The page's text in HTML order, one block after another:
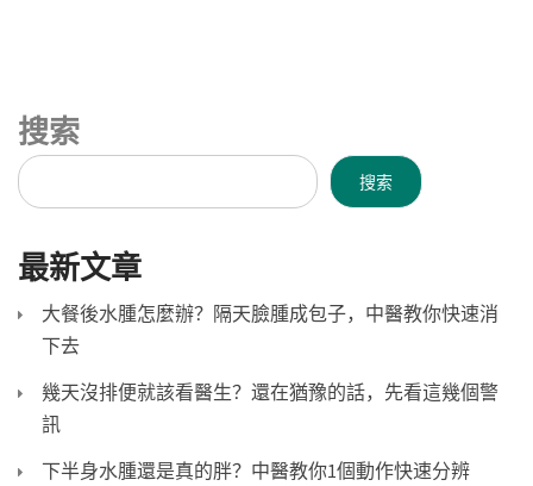
搜索
搜索
最新文章
大餐後水腫怎麼辦？隔天臉腫成包子，中醫教你快速消
下去
幾天沒排便就該看醫生？還在猶豫的話，先看這幾個警
訊
下半身水腫還是真的胖？中醫教你1個動作快速分辨